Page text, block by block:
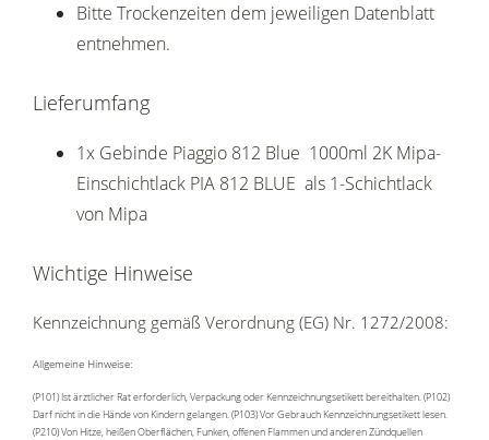
Bitte Trockenzeiten dem jeweiligen Datenblatt
entnehmen.
Lieferumfang
1x Gebinde Piaggio 812 Blue 1000ml 2K Mipa-
Einschichtlack PIA 812 BLUE als 1-Schichtlack
von Mipa
Wichtige Hinweise
Kennzeichnung gemäß Verordnung (EG) Nr. 1272/2008:
Allgemeine Hinweise:
(P101) Ist ärztlicher Rat erforderlich, Verpackung oder Kennzeichnungsetikett bereithalten. (P102)
Darf nicht in die Hände von Kindern gelangen. (P103) Vor Gebrauch Kennzeichnungsetikett lesen.
(P210) Von Hitze, heißen Oberflächen, Funken, offenen Flammen und anderen Zündquellen